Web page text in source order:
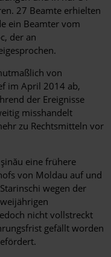
27 Beamte erhielten
ein Beamter vom
der an
von
im April 2014 ab,
der Ereignisse
misshandelt
zu Rechtsmitteln vor
eine frühere
von Moldau auf und
wegen der
nicht vollstreckt
gefällt worden